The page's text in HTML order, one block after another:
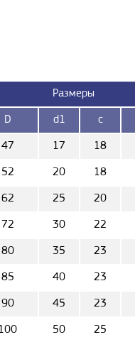
Размеры
D d1 c
47 17 18
52 20 18
62 25 20
72 30 22
80 35 23
85 40 23
90 45 23
50 25